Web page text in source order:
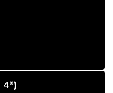
4*)